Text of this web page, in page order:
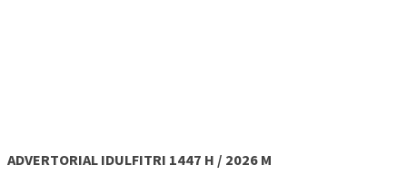
ADVERTORIAL IDULFITRI 1447 H / 2026 M